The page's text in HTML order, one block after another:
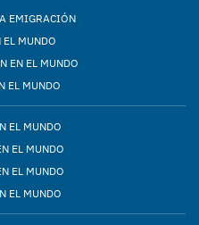
EMIGRACIÓN
MUNDO
EN EL MUNDO
EL MUNDO
EL MUNDO
EL MUNDO
EL MUNDO
EL MUNDO